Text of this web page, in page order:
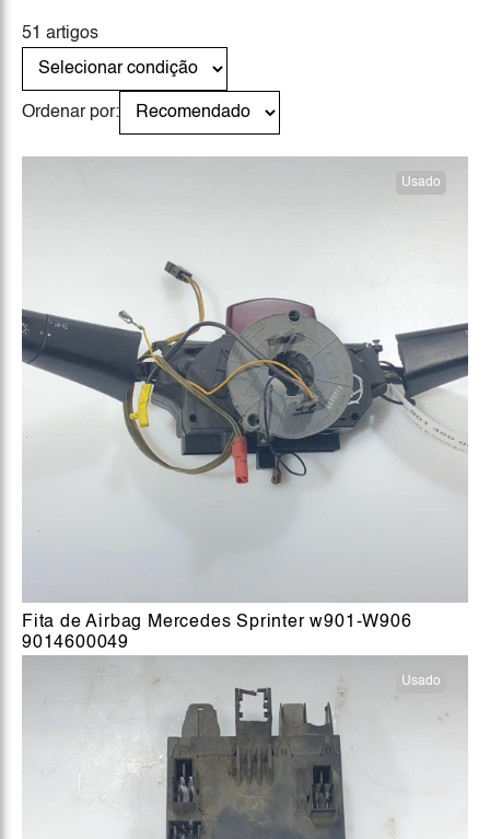
51 artigos
Ordenar por:
Usado
Fita de Airbag Mercedes Sprinter w901-W906
9014600049
Usado